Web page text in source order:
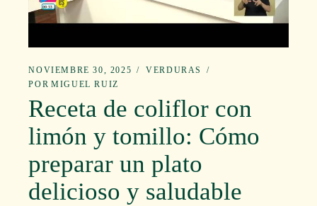
NOVIEMBRE 30, 2025
VERDURAS
POR MIGUEL RUIZ
Receta de coliflor con
limón y tomillo: Cómo
preparar un plato
delicioso y saludable